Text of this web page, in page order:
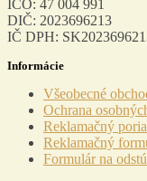
IČO: 47 004 991
DIČ: 2023696213
IČ DPH:
Informácie
Menu
Všeobecné
Ochrana
Reklamačný
Reklamačný
Formulár na